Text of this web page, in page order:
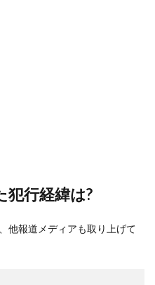
犯行経緯は?
他報道メディアも取り上げて